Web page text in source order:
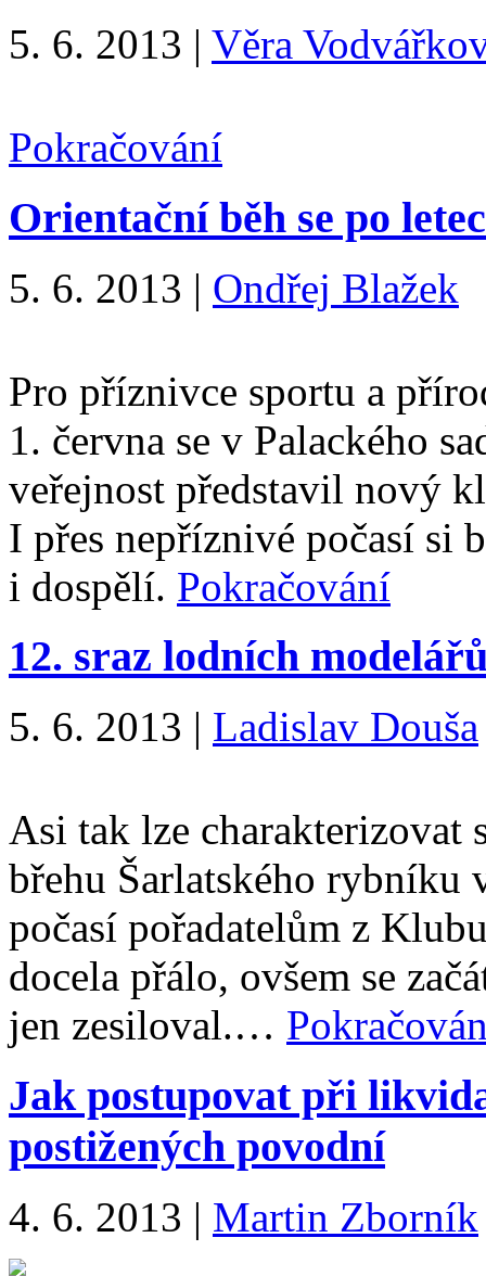
5. 6. 2013 | Věra
Pokračování
Orientační běh se po
5. 6. 2013 | Ondřej Blažek
Pro příznivce sportu a
1. června se v Palackého
veřejnost představil nový
I přes nepříznivé počasí si
i dospělí. Pokračování
12. sraz lodních
5. 6. 2013 | Ladislav Douša
Asi tak lze charakterizovat
břehu Šarlatského rybníku
počasí pořadatelům z
docela přálo, ovšem se
jen zesiloval.…
Jak postupovat při
postižených povodní
4. 6. 2013 | Martin Zborník